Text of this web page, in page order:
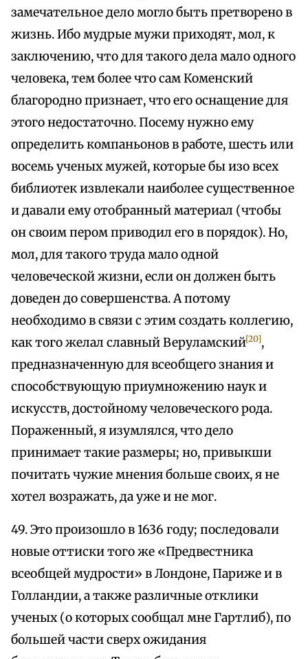
замечательное дело могло быть претворено в
жизнь. Ибо мудрые мужи приходят, мол, к
заключению, что для такого дела мало одного
человека, тем более что сам Коменский
благородно признает, что его оснащение для
этого недостаточно. Посему нужно ему
определить компаньонов в работе, шесть или
восемь ученых мужей, которые бы изо всех
библиотек извлекали наиболее существенное
и давали ему отобранный материал (чтобы
он своим пером приводил его в порядок). Но,
мол, для такого труда мало одной
человеческой жизни, если он должен быть
доведен до совершенства. А потому
необходимо в связи с этим создать коллегию,
как того желал славный Веруламский[20],
предназначенную для всеобщего знания и
способствующую приумножению наук и
искусств, достойному человеческого рода.
Пораженный, я изумлялся, что дело
принимает такие размеры; но, привыкши
почитать чужие мнения больше своих, я не
хотел возражать, да уже и не мог.
49. Это произошло в 1636 году; последовали
новые оттиски того же «Предвестника
всеобщей мудрости» в Лондоне, Париже и в
Голландии, а также различные отклики
ученых (о которых сообщал мне Гартлиб), по
большей части сверх ожидания